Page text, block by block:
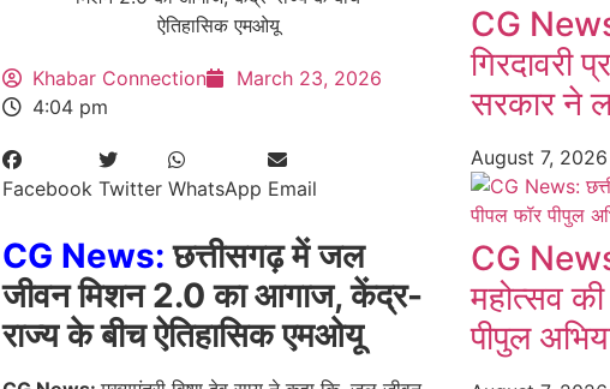
Khabar Connection
March 23, 2026
4:04 pm
Facebook Twitter WhatsApp Email
CG News:छत्तीसगढ़ में जल
जीवन मिशन 2.0 का आगाज, केंद्र-
राज्य के बीच ऐतिहासिक एमओयू
CG
गिरदावरी
सरकार ने
August 7,
CG
महोत्सव
पीपुल